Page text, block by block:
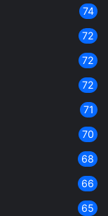
74
72
72
72
71
70
68
66
65